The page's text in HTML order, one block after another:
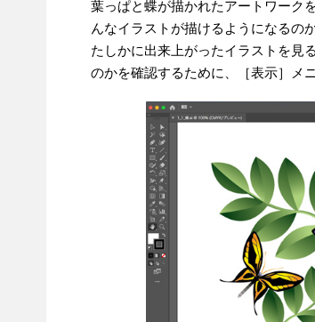
葉っぱと蝶が描かれたアートワーク
んなイラストが描けるようになるの
たしかに出来上がったイラストを見
のかを確認するために、［表示］メ